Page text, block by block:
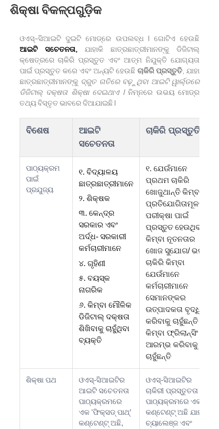
ଶିକ୍ଷା ବିକଳ୍ପଗୁଡ଼ିକ
ଓଏସ୍-ସିଆଇଟି ଦୁଇଟି ମୋଡ୍᠎᠎᠎ରେ ଉପଲବ୍ଧ I ଗୋଟିଏ ହେଉଛି
ଆଇଟି ସଚେତନତା, ଯାହାକି ଛାତ୍ରଛାତ୍ରୀମାନଙ୍କୁ ଡିଜିଟାଲ୍
କ୍ଷେତ୍ରରେ ଚାକିରି ପ୍ରସ୍ତୁତ ଏବଂ ଆତ୍ମ ନିଯୁକ୍ତି ଯୋଗ୍ୟତା
ପାଇଁ ପ୍ରସ୍ତୁତ କରେ ଏବଂ ଅନ୍ୟଟି ହେଉଛି ଚାକିରି ପ୍ରସ୍ତୁତି , ଯାହା
ଛାତ୍ରଛାତ୍ରୀମାନଙ୍କୁ ଦ୍ରୁତ ଗତିରେ ବଢ଼ୁଥିବା ଆଇଟି ୱାର୍ଲ୍ଡରେ
ଡିଜିଟାଲ୍ ଦକ୍ଷତା ଶିକ୍ଷା ଦେଇଥାଏ Iନିମ୍ନରେ ଉଭୟ ମୋଡ୍᠎᠎᠎ର
ତଥ୍ୟ ବିସ୍ତୃତ ଭାବରେ ଦିଆଯାଇଛି I
ବିଶେଷ
ଆଇଟି
ସଚେତନତା
ଚାକିରି ପ୍ରସ୍ତୁତି
ପାଠ୍ୟକ୍ରମ
ପାଇଁ
ପ୍ରଯୁଜ୍ୟ
୧. ବିଦ୍ୟାଳୟ
ଛାତ୍ରଛାତ୍ରୀମାନେ
୨. ଶିକ୍ଷକ
୩. କେନ୍ଦ୍ର
ସରକାର ଏବଂ
ଅର୍ଦ୍ଧ- ସରକାରୀ
କର୍ମଚାରୀମାନେ
୪. ଗୃହିଣୀ
୫. ବୟସ୍କ
ନାଗରିକ
୬. କିମ୍ବା ମୌଳିକ
ଡିଜିଟାଲ୍ ଦକ୍ଷତା
ଶିଖିବାକୁ ଚାହୁଁଥିବା
ବ୍ୟକ୍ତି
୧. ଯେଉଁମାନେ
ପ୍ରଥମ ଚାକିରି
ଖୋଜୁଥାନ୍ତି କିମ୍ବା
ପ୍ରତିଯୋଗିତାମୂଳକ
ପରୀକ୍ଷା ପାଇଁ
ପ୍ରସ୍ତୁତ ହେଉଥିବା
କିମ୍ବା ନୂତନତାର
ଖୋଜ ସୁଯୋଗ/ ଭଲ
ଚାକିରି କିମ୍ବା
ଯେଉଁମାନେ
କର୍ମଚାରୀମାନେ
ସେମାନଙ୍କର
ଉତ୍ପାଦକତା ବୃଦ୍ଧି
କରିବାକୁ ଚାହୁଁଛନ୍ତି
କିମ୍ବା ଫ୍ରିଲାନ୍ସିଂ
ଆରମ୍ଭ କରିବାକୁ
ଚାହୁଁଛନ୍ତି
ଶିକ୍ଷା ପଥ
ଓଏସ୍-ସିଆଇଟିର
ଆଇଟି ସଚେତନତା
ପାଠ୍ୟକ୍ରମରେ
ଏକ 'ଫିକ୍ସଡ୍ ପାଥ୍’
କଣ୍ଟେଣ୍ଟ୍ ଅଛି,
ଓଏସ୍-ସିଆଇଟିର
ଚାକିରୀ ପ୍ରସ୍ତୁତତା
ପାଠ୍ୟକ୍ରମରେ ଏକ
କଣ୍ଟେଣ୍ଟ୍ ଅଛି ଯାହା
ଚ୍ୟାଲେଞ୍ଜ ଏବଂ